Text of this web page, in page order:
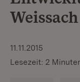
Weissach
11.11.2015
Lesezeit: 2